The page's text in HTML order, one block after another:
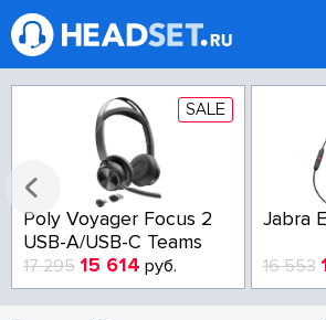
SALE
Poly Voyager Focus 2
USB-A/USB-C Teams
17 295 15 614 руб.
Jabra
16 553